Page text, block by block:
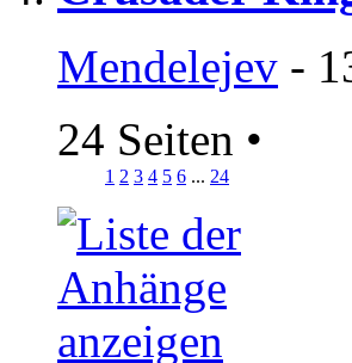
Mendelejev -
24 Seiten •
1 2 3 4 5 6 ... 24